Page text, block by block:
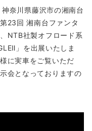
奈川県藤沢市の湘南台
23回 湘南台ファンタ
NTB社製オフロード系
」を出展いたしま
に実車をご覧いただ
会となっておりますの